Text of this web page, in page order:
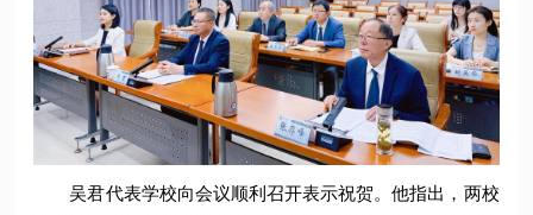
吴君代表学校向会议顺利召开表示祝贺。他指出，两校